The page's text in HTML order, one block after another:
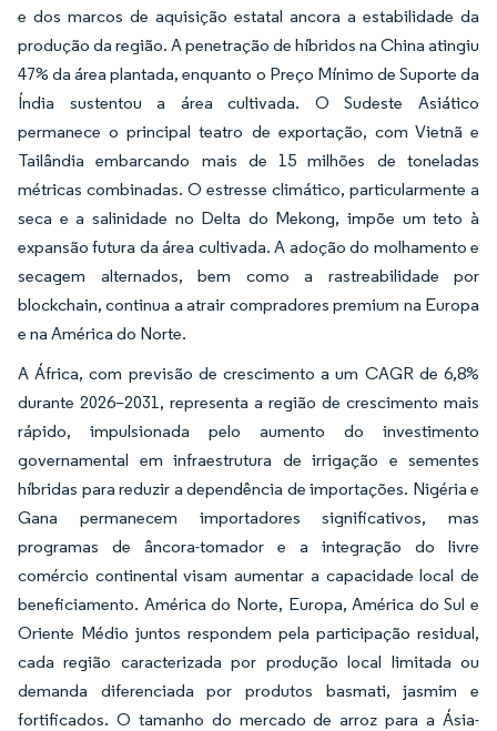
e dos marcos de aquisição estatal ancora a estabilidade da
produção da região. A penetração de híbridos na China atingiu
47% da área plantada, enquanto o Preço Mínimo de Suporte da
Índia sustentou a área cultivada. O Sudeste Asiático
permanece o principal teatro de exportação, com Vietnã e
Tailândia embarcando mais de 15 milhões de toneladas
métricas combinadas. O estresse climático, particularmente a
seca e a salinidade no Delta do Mekong, impõe um teto à
expansão futura da área cultivada. A adoção do molhamento e
secagem alternados, bem como a rastreabilidade por
blockchain, continua a atrair compradores premium na Europa
e na América do Norte.
A África, com previsão de crescimento a um CAGR de 6,8%
durante 2026–2031, representa a região de crescimento mais
rápido, impulsionada pelo aumento do investimento
governamental em infraestrutura de irrigação e sementes
híbridas para reduzir a dependência de importações. Nigéria e
Gana permanecem importadores significativos, mas
programas de âncora-tomador e a integração do livre
comércio continental visam aumentar a capacidade local de
beneficiamento. América do Norte, Europa, América do Sul e
Oriente Médio juntos respondem pela participação residual,
cada região caracterizada por produção local limitada ou
demanda diferenciada por produtos basmati, jasmim e
fortificados. O tamanho do mercado de arroz para a Ásia-